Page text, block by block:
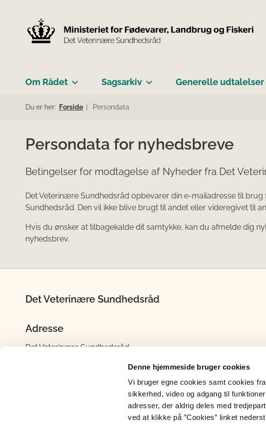
Denne hjemmeside bruger cookies
Vi bruger egne cookies samt cookies
sikkerhed, video og adgang til
adresser, der aldrig deles med
ved at klikke på ”Cookies” linket
Om Rådet Sagsarkiv Generelle udtalelser
Du er her: Forside Persondata
Persondata for nyhedsbreve
Betingelser for modtagelse af Nyheder fra Det
Det Veterinære Sundhedsråd opbevarer din e-mailadresse til
Sundhedsråd. Den vil ikke blive brugt til andet eller videregivet til
Hvis du ønsker at tilbagekalde dit samtykke, kan du afmelde dig
nyhedsbrev.
Det Veterinære Sundhedsråd
Adresse
Det Veterinære Sundhedsråd